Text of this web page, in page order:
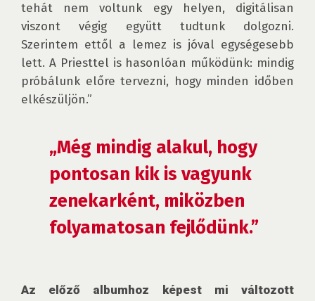
tehát nem voltunk egy helyen, digitálisan
viszont végig együtt tudtunk dolgozni.
Szerintem ettől a lemez is jóval egységesebb
lett. A Priesttel is hasonlóan működünk: mindig
próbálunk előre tervezni, hogy minden időben
elkészüljön.”
„Még mindig alakul, hogy
pontosan kik is vagyunk
zenekarként, miközben
folyamatosan fejlődünk.”
Az előző albumhoz képest mi változott